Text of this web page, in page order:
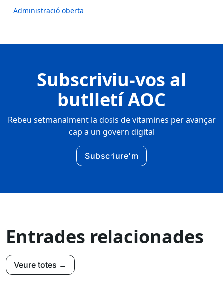
Administració oberta
Subscriviu-vos al
butlletí AOC
Rebeu setmanalment la dosis de vitamines per avançar
cap a un govern digital
Subscriure'm
Entrades relacionades
Veure totes →